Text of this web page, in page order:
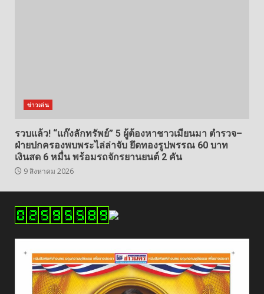
ข่าวเด่น
รวบแล้ว! “แก๊งลักทรัพย์” 5 ผู้ต้องหาชาวเมียนมา ตำรวจ–
ฝ่ายปกครองพบพระไล่ล่าจับ ยึดทองรูปพรรณ 60 บาท
เงินสด 6 หมื่น พร้อมรถจักรยานยนต์ 2 คัน
9 สิงหาคม 2026